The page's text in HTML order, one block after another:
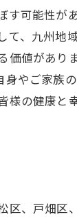
可能性
、九州地
値がありま
やご家族
の健康と
、戸畑